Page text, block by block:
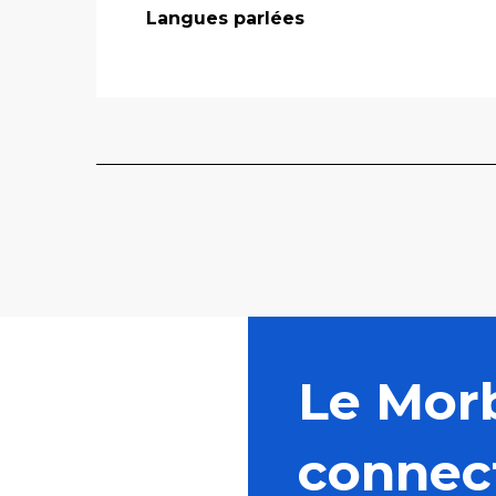
Langues parlées
Langues parlées
Le